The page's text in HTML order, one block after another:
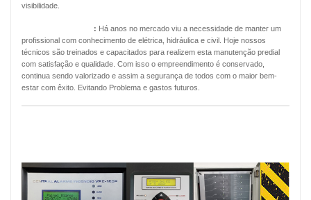
visibilidade.
: Há anos no mercado viu a necessidade de manter um
profissional com conhecimento de elétrica, hidráulica e civil. Hoje nossos
técnicos são treinados e capacitados para realizem esta manutenção predial
com satisfação e qualidade. Com isso o empreendimento é conservado,
continua sendo valorizado e assim a segurança de todos com o maior bem-
estar com êxito. Evitando Problema e gastos futuros.